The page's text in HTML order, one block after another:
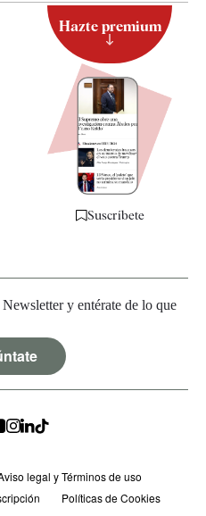
Hazte premium
Suscríbete
y entérate de lo que
legal y Términos de uso
Políticas de Cookies